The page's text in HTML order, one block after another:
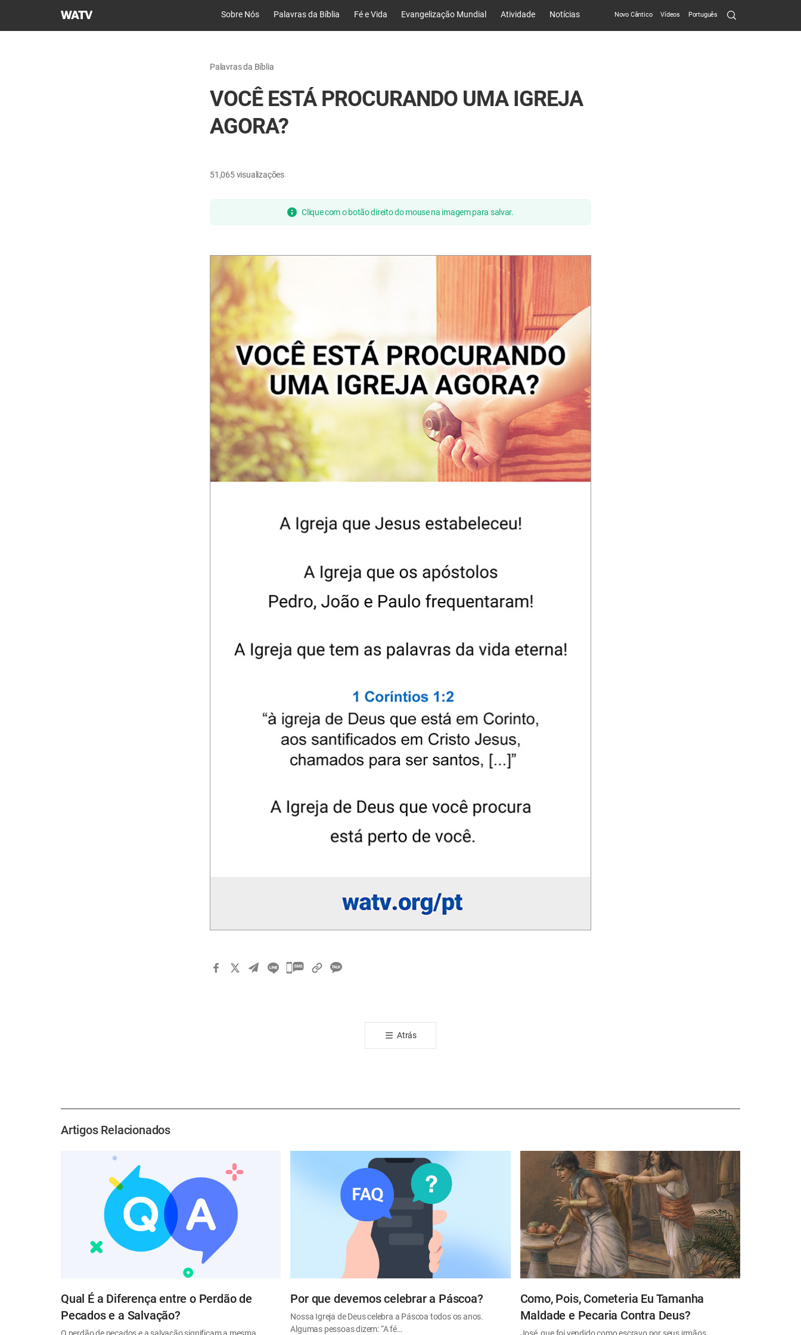
Igreja
Sobre Nós Palavras da Bíblia Fé e Vida Evangelização Mundial Atividade Notícias Novo Cântico Vídeos Português Search
Submit
Palavras da Bíblia
VOCÊ ESTÁ PROCURANDO UMA IGREJA
AGORA?
51,065visualizações
Clique com o botão direito do mouse na imagem para salvar.
카
Atrás
Artigos Relacionados
Qual É a Diferença entre o Perdão de
Pecados e a Salvação?
Por que devemos celebrar a Páscoa?
Nossa Igreja de Deus celebra a Páscoa todos os anos.
Algumas pessoas dizem: “A fé…
Como, Pois, Cometeria Eu Tamanha
Maldade e Pecaria Contra Deus?